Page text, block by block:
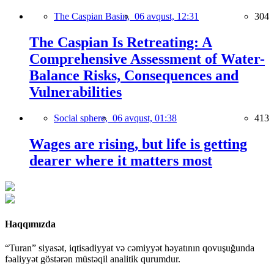
The Caspian Basin, 06 avqust, 12:31 304
The Caspian Is Retreating: A
Comprehensive Assessment of Water-
Balance Risks, Consequences and
Vulnerabilities
Social sphere, 06 avqust, 01:38 413
Wages are rising, but life is getting
dearer where it matters most
Haqqımızda
“Turan” siyasət, iqtisadiyyat və cəmiyyət həyatının qovuşuğunda
fəaliyyət göstərən müstəqil analitik qurumdur.